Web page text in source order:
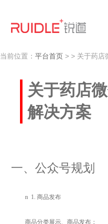
当前位置： 平台首页 > > 关于药店
关于药店
解决方案
一、公众号规划
n 1.商品发布
商品分类展示、商品发布；